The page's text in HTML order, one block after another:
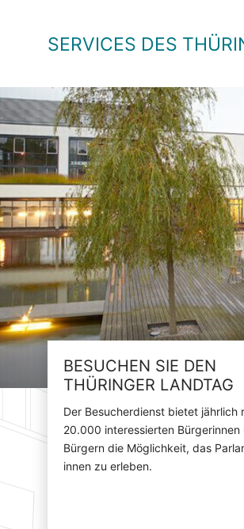
SERVICES DES
BESUCHEN SIE DEN
THÜRINGER LANDTAG
Der Besucherdienst bietet jährlich
20.000 interessierten Bürgerinnen
Bürgern die Möglichkeit, das
innen zu erleben.